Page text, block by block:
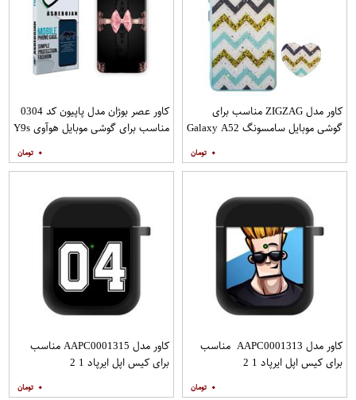
کاور مدل ZIGZAG مناسب برای
گوشی موبایل سامسونگ Galaxy A52
۰
کاور عصر بوژان مدل پاپیون کد 0304
مناسب برای گوشی موبایل هوآوی Y9s
۰
کاور مدل AAPC0001313 مناسب
برای کیس اپل ایرپاد 1 2
۰
کاور مدل AAPC0001315 مناسب
برای کیس اپل ایرپاد 1 2
۰